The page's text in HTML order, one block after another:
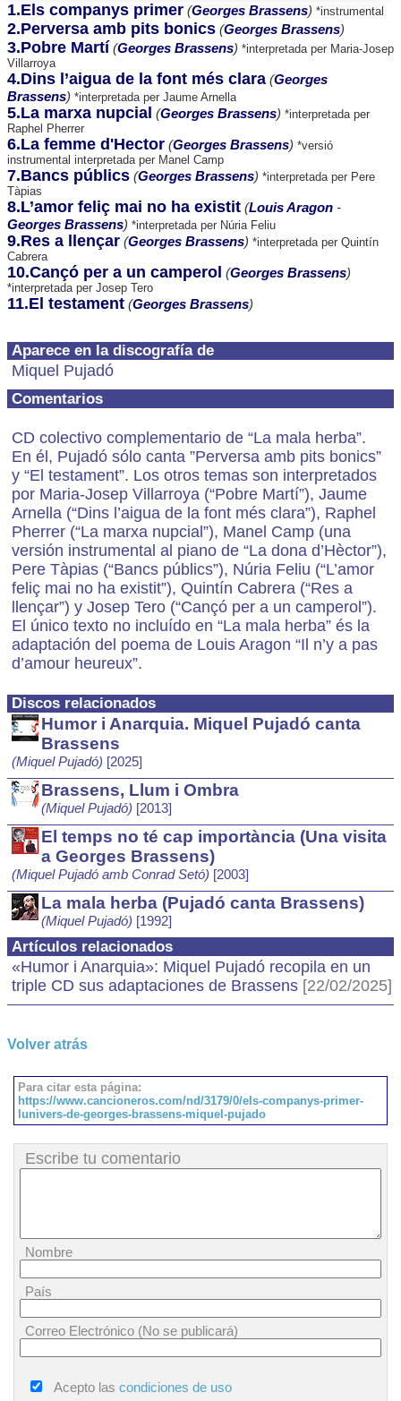
Aparece en la discografía de
Miquel Pujadó
Comentarios
CD colectivo complementario de “La mala herba”.
En él, Pujadó sólo canta ”Perversa amb pits bonics”
y “El testament”. Los otros temas son interpretados
por Maria-Josep Villarroya (“Pobre Martí”), Jaume
Arnella (“Dins l’aigua de la font més clara”), Raphel
Pherrer (“La marxa nupcial”), Manel Camp (una
versión instrumental al piano de “La dona d’Hèctor”),
Pere Tàpias (“Bancs públics”), Núria Feliu (“L’amor
feliç mai no ha existit”), Quintín Cabrera (“Res a
llençar”) y Josep Tero (“Cançó per a un camperol”).
El único texto no incluído en “La mala herba” és la
adaptación del poema de Louis Aragon “Il n’y a pas
d’amour heureux”.
Discos relacionados
Humor i Anarquia. Miquel Pujadó canta
Brassens
(Miquel Pujadó) [2025]
Brassens, Llum i Ombra
(Miquel Pujadó) [2013]
El temps no té cap importància (Una visita
a Georges Brassens)
(Miquel Pujadó amb Conrad Setó) [2003]
La mala herba (Pujadó canta Brassens)
(Miquel Pujadó) [1992]
Artículos relacionados
«Humor i Anarquia»: Miquel Pujadó recopila en un
triple CD sus adaptaciones de Brassens [22/02/2025]
1.Els companys primer (Georges Brassens) *instrumental
2.Perversa amb pits bonics (Georges Brassens)
3.Pobre Martí (Georges Brassens) *interpretada per Maria-Josep
Villarroya
4.Dins l’aigua de la font més clara (Georges
Brassens) *interpretada per Jaume Arnella
5.La marxa nupcial (Georges Brassens) *interpretada per
Raphel Pherrer
6.La femme d'Hector (Georges Brassens) *versió
instrumental interpretada per Manel Camp
7.Bancs públics (Georges Brassens) *interpretada per Pere
Tàpias
8.L’amor feliç mai no ha existit (Louis Aragon -
Georges Brassens) *interpretada per Núria Feliu
9.Res a llençar (Georges Brassens) *interpretada per Quintín
Cabrera
10.Cançó per a un camperol (Georges Brassens)
*interpretada per Josep Tero
11.El testament (Georges Brassens)
Volver atrás
Para citar esta página:
https://www.cancioneros.com/nd/3179/0/els-companys-primer-
lunivers-de-georges-brassens-miquel-pujado
Escribe tu comentario
Nombre
País
Correo Electrónico (No se publicará)
Acepto las condiciones de uso